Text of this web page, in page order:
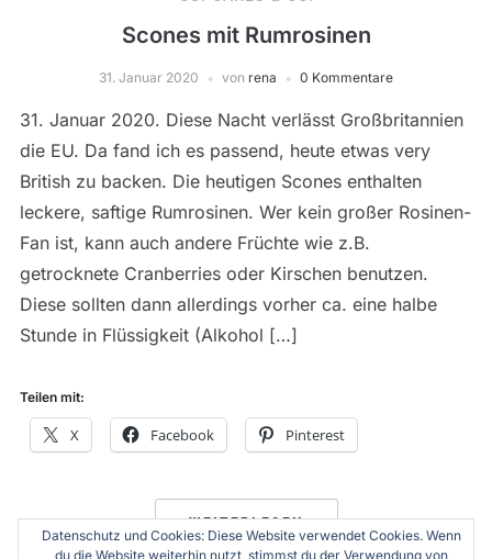
Scones mit Rumrosinen
31. Januar 2020 von rena 0 Kommentare
31. Januar 2020. Diese Nacht verlässt Großbritannien
die EU. Da fand ich es passend, heute etwas very
British zu backen. Die heutigen Scones enthalten
leckere, saftige Rumrosinen. Wer kein großer Rosinen-
Fan ist, kann auch andere Früchte wie z.B.
getrocknete Cranberries oder Kirschen benutzen.
Diese sollten dann allerdings vorher ca. eine halbe
Stunde in Flüssigkeit (Alkohol […]
Teilen mit:
X Facebook Pinterest
WEITERLESEN
Datenschutz und Cookies: Diese Website verwendet Cookies. Wenn
du die Website weiterhin nutzt, stimmst du der Verwendung von